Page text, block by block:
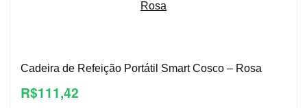
Cadeira de Refeição Portátil Smart Cosco – Rosa
R$111,42